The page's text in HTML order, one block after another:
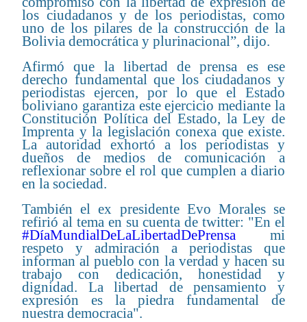
los ciudadanos y de los periodistas, como
uno de los pilares de la construcción de la
Bolivia democrática y plurinacional”, dijo.
Afirmó que la libertad de prensa es ese
derecho fundamental que los ciudadanos y
periodistas ejercen, por lo que el Estado
boliviano garantiza este ejercicio mediante la
Constitución Política del Estado, la Ley de
Imprenta y la legislación conexa que existe.
La autoridad exhortó a los periodistas y
dueños de medios de comunicación a
reflexionar sobre el rol que cumplen a diario
en la sociedad.
También el ex presidente Evo Morales se
refirió al tema en su cuenta de twitter: "En el
#DíaMundialDeLaLibertadDePrensa mi
respeto y admiración a periodistas que
informan al pueblo con la verdad y hacen su
trabajo con dedicación, honestidad y
dignidad. La libertad de pensamiento y
expresión es la piedra fundamental de
nuestra democracia".